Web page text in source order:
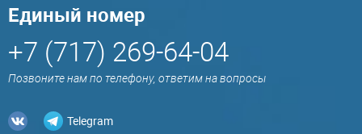
Единый номер
+7 (717) 269-64-04
Позвоните нам по телефону, ответим на вопросы
Telegram